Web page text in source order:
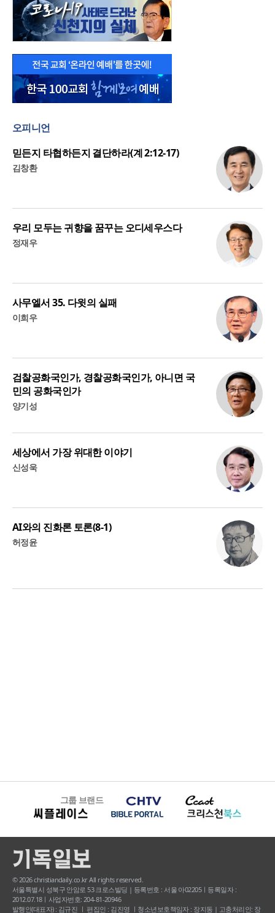
오피니언
믿든지 타협하든지 결단하라(계 2:12-17)
김창환
우리 모두는 귀향을 꿈꾸는 오디세우스다
정재우
사무엘서 35. 다윗의 실패
이희우
검찰공화국인가, 경찰공화국인가, 아니면 국
민의 공화국인가
양기성
세상에서 가장 위대한 이야기
신성욱
AI와의 진화론 토론(8-1)
허정윤
그룹 브랜드
© 2026 christiandaily.co.kr All rights reserved.
서울특별시 성북구 안암로 53 크로스빌딩 | 등록번호 : 서울 아02205ㅣ등록일자 :
2012.07.18ㅣ사업자번호: 204-81-20946
발행인(대표자) : 김규진 ㅣ 편집인 : 김진영 ㅣ청소년보호책임자 : 장지동 | 고충처리인: 장